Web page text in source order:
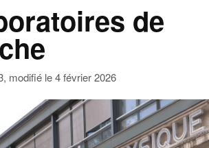
de
, modifié le4 février 2026